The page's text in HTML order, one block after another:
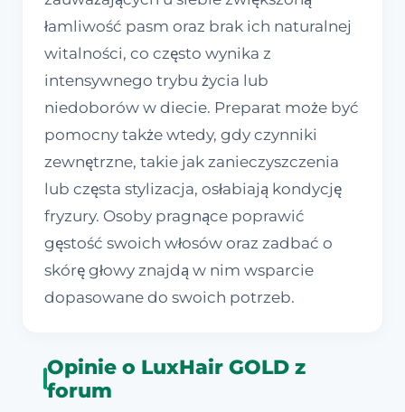
łamliwość pasm oraz brak ich naturalnej
witalności, co często wynika z
intensywnego trybu życia lub
niedoborów w diecie. Preparat może być
pomocny także wtedy, gdy czynniki
zewnętrzne, takie jak zanieczyszczenia
lub częsta stylizacja, osłabiają kondycję
fryzury. Osoby pragnące poprawić
gęstość swoich włosów oraz zadbać o
skórę głowy znajdą w nim wsparcie
dopasowane do swoich potrzeb.
Opinie o LuxHair GOLD z
forum